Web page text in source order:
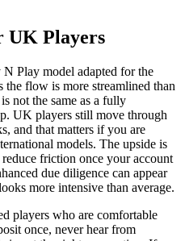
UK Players
N Play model adapted for the
flow is more streamlined than
not the same as a fully
UK players still move through
and that matters if you are
models. The upside is
friction once your account
due diligence can appear
more intensive than average.
players who are comfortable
once, never hear from